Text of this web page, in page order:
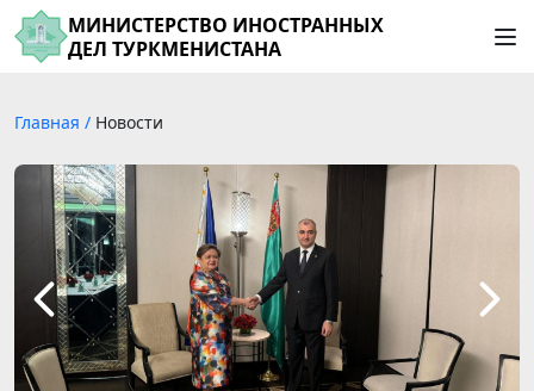
МИНИСТЕРСТВО ИНОСТРАННЫХ
ДЕЛ ТУРКМЕНИСТАНА
Главная / Новости